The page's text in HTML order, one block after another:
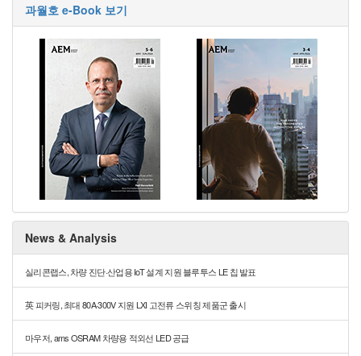
과월호 e-Book 보기
News & Analysis
실리콘랩스, 차량 진단·산업용 IoT 설계 지원 블루투스 LE 칩 발표
英 피커링, 최대 80A·300V 지원 LXI 고전류 스위칭 제품군 출시
마우저, ams OSRAM 차량용 적외선 LED 공급